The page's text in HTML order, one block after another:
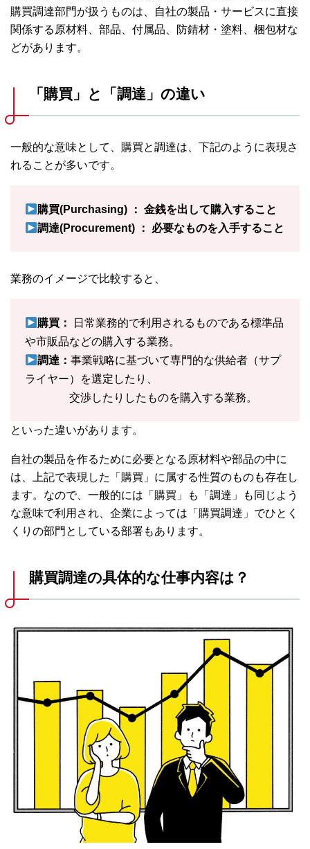
購買調達部門が扱うものは、自社の製品・サービスに直接
関係する原材料、部品、付属品、防錆材・塗料、梱包材な
どがあります。
「購買」と「調達」の違い
一般的な意味として、購買と調達は、下記のように表現さ
れることが多いです。
購買(Purchasing) ： 金銭を出して購入すること
調達(Procurement) ： 必要なものを入手すること
業務のイメージで比較すると、
購買：
日常業務的で利用されるものである標準品
や市販品などの購入する業務。
調達：事業戦略に基づいて専門的な供給者（サプ
ライヤー）を選定したり、
交渉したりしたものを購入する業務。
といった違いがあります。
自社の製品を作るために必要となる原材料や部品の中に
は、上記で表現した「購買」に属する性質のものも存在し
ます。なので、一般的には「購買」も「調達」も同じよう
な意味で利用され、企業によっては「購買調達」でひとく
くりの部門としている部署もあります。
購買調達の具体的な仕事内容は？